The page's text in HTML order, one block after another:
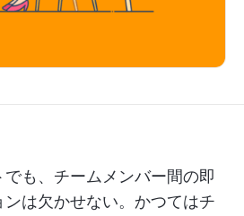
も、チームメンバー間の即
は欠かせない。かつてはチ